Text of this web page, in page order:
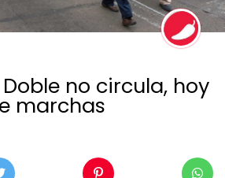
no circula, hoy
marchas